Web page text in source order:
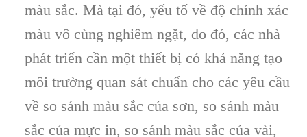
màu sắc. Mà tại đó, yếu tố về độ chính xác
màu vô cùng nghiêm ngặt, do đó, các nhà
phát triển cần một thiết bị có khả năng tạo
môi trường quan sát chuẩn cho các yêu cầu
về so sánh màu sắc của sơn, so sánh màu
sắc của mực in, so sánh màu sắc của vài,